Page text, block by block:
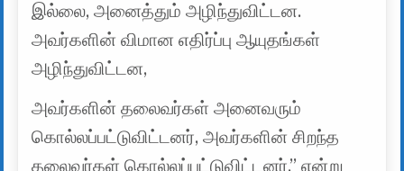
இல்லை, அனைத்தும் அழிந்துவிட்டன.
அவர்களின் விமான எதிர்ப்பு ஆயுதங்கள்
அழிந்துவிட்டன,
அவர்களின் தலைவர்கள் அனைவரும்
கொல்லப்பட்டுவிட்டனர், அவர்களின் சிறந்த
தலைவர்கள் கொல்லப்பட்டுவிட்டனர்,” என்று